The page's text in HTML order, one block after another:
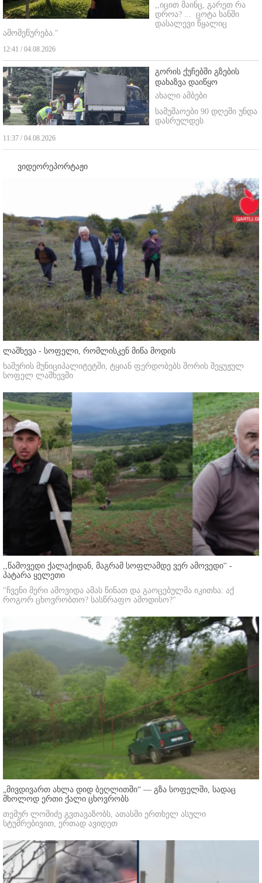
,,იცით მაინც, გარეთ რა
დროა? ... ცოტა ხანში
დასალევი წყალიც
ამომეწურება."
12:41 / 04.08.2026
გორის ქუჩებში გზების
დახაზვა დაიწყო
ახალი ამბები
სამუშაოები 90 დღეში უნდა
დასრულდეს
11:37 / 04.08.2026
ვიდეორეპორტაჟი
ლაშხევა - სოფელი, რომლისკენ მიწა მოდის
ხაშურის მუნიციპალიტეტში, ტყიან ფერდობებს შორის შეყუჟულ
სოფელ ლაშხევში
,,წამოვედი ქალაქიდან, მაგრამ სოფლამდე ვერ ამოვედი'' -
პატარა ყელეთი
"ჩვენი მერი ამოვიდა ამას წინათ და გაოცებულმა იკითხა: აქ
როგორ ცხოვრობთო? სასწრაფო ამოდისო?"
„მივდივართ ახლა დიდ ბეღლითში“ — გზა სოფელში, სადაც
მხოლოდ ერთი ქალი ცხოვრობს
თემურ ლომიძე გვთავაზობს, ათასში ერთხელ ასული
სტუმრებივით, ერთად ავიდეთ